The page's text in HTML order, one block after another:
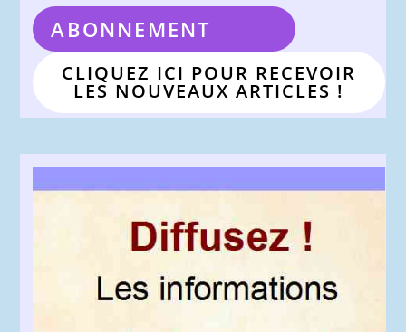
ABONNEMENT
CLIQUEZ ICI POUR RECEVOIR
LES NOUVEAUX ARTICLES !